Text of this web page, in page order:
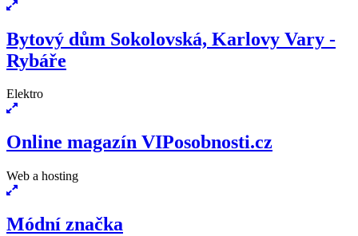
Bytový dům Sokolovská, Karlovy Vary -
Rybáře
Elektro
Online magazín VIPosobnosti.cz
Web a hosting
Módní značka